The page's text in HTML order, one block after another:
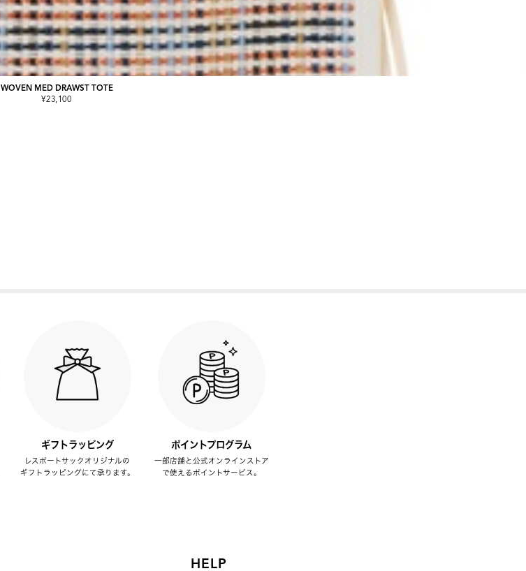
WOVEN MED DRAWST TOTE
¥23,100
ギフトラッピング
レスポートサックオリジナルの
ギフトラッピングにて承ります。
ポイントプログラム
一部店舗と公式オンラインストア
で使えるポイントサービス。
HELP